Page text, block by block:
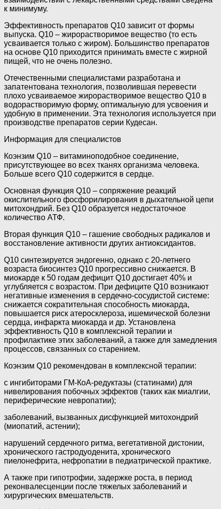
к минимуму.
Эффективность препаратов Q10 зависит от формы
выпуска. Q10 – жирорастворимое вещество (то есть
усваивается только с жиром). Большинство препаратов
на основе Q10 приходится принимать вместе с жирной
пищей, что не очень полезно.
Отечественными специалистами разработана и
запатентована технология, позволившая перевести
плохо усваиваемое жирорастворимое вещество Q10 в
водорастворимую форму, оптимальную для усвоения и
удобную в применении. Эта технология используется при
производстве препаратов серии Кудесан.
Информация для специалистов
Коэнзим Q10 – витаминоподобное соединение,
присутствующее во всех тканях организма человека.
Больше всего Q10 содержится в сердце.
Основная функция Q10 – сопряжение реакций
окислительного фосфорилирования в дыхательной цепи
митохондрий. Без Q10 образуется недостаточное
количество АТФ.
Вторая функция Q10 – гашение свободных радикалов и
восстановление активности других антиоксидантов.
Q10 синтезируется эндогенно, однако с 20-летнего
возраста биосинтез Q10 прогрессивно снижается. В
миокарде к 50 годам дефицит Q10 достигает 40% и
углубляется с возрастом. При дефиците Q10 возникают
негативные изменения в сердечно-сосудистой системе:
снижается сократительная способность миокарда,
повышается риск атеросклероза, ишемической болезни
сердца, инфаркта миокарда и др. Установлена
эффективность Q10 в комплексной терапии и
профилактике этих заболеваний, а также для замедления
процессов, связанных со старением.
Коэнзим Q10 рекомендован в комплексной терапии:
с ингибиторами ГМ-КоА-редуктазы (статинами) для
нивелирования побочных эффектов (таких как миалгии,
периферические невропатии);
заболеваний, вызванных дисфункцией митохондрий
(миопатий, астении);
нарушений сердечного ритма, вегетативной дистонии,
хронического гастродуоденита, хронического
пиелонефрита, нефропатии в педиатрической практике.
А также при гипотрофии, задержке роста, в период
реконвалесценции после тяжелых заболеваний и
хирургических вмешательств.